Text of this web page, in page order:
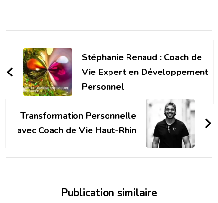
d'article
Stéphanie Renaud : Coach de
Vie Expert en Développement
Personnel
Transformation Personnelle
avec Coach de Vie Haut-Rhin
Publication similaire